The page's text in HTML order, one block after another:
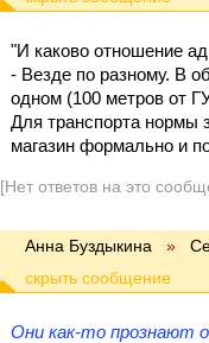
"И каково отношение
- Везде по разному. В
одном (100 метров от
Для транспорта нормы
магазин формально и
[Нет ответов на это
Анна Буздыкина »
Они как-то прознают